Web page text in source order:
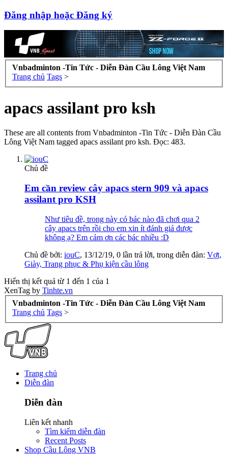
Đăng nhập hoặc Đăng ký
Vnbadminton -Tin Tức - Diễn Đàn Cầu Lông Việt Nam
Trang chủ Tags >
apacs assilant pro ksh
These are all contents from Vnbadminton -Tin Tức - Diễn Đàn Cầu
Lông Việt Nam tagged apacs assilant pro ksh. Đọc: 483.
Chủ đề
Em cần review cây apacs stern 909 và apacs
assilant pro KSH
Như tiêu đề, trong này có bác nào đã chơi qua 2
cây apacs trên rồi cho em xin ít đánh giá được
không ạ? Em cảm ơn các bác nhiều :D
Chủ đề bởi: iouC, 13/12/19, 0 lần trả lời, trong diễn đàn: Vợt,
Giày, Trang phục & Phụ kiện cầu lông
Hiển thị kết quả từ 1 đến 1 của 1
XenTag by Tinhte.vn
Vnbadminton -Tin Tức - Diễn Đàn Cầu Lông Việt Nam
Trang chủ Tags >
Trang chủ
Diễn đàn
Diễn đàn
Liên kết nhanh
Tìm kiếm diễn đàn
Recent Posts
Shop Cầu Lông VNB